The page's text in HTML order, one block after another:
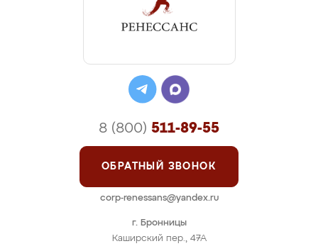
г. Бронницы
Каширский пер., 47А
8 (800) 511-89-55
ОБРАТНЫЙ ЗВОНОК
corp-renessans@yandex.ru